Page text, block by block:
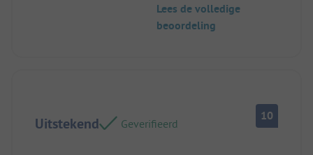
Lees de volledige
beoordeling
Uitstekend Geverifieerd
10